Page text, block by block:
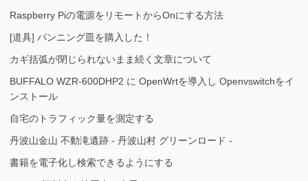
Raspberry Piの電源をリモートからOnにする方法
[道具] パンニング皿を購入した！
カギ括弧が閉じられないまま続く文章について
BUFFALO WZR-600DHP2 に OpenWrtを導入し Openvswitchをイ
ンストール
自宅のトラフィック量を測定する
丹波山金山 不動滝遺跡 - 丹波山村 グリーンロード -
書籍を電子化し検索できるようにする